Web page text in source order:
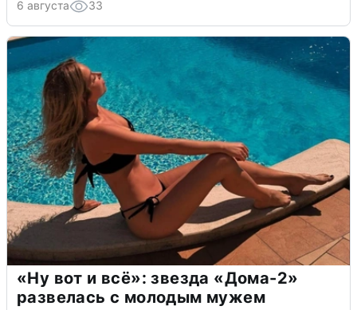
6 августа 33
«Ну вот и всё»: звезда «Дома-2»
развелась с молодым мужем